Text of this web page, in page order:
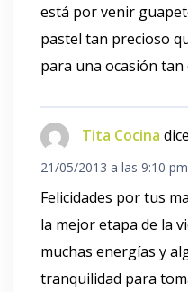
está por venir
pastel tan precioso
para una ocasión tan
Tita Cocina
21/05/2013 a las 9:10 pm
Felicidades por tus
la mejor etapa de la
muchas energías y
tranquilidad para